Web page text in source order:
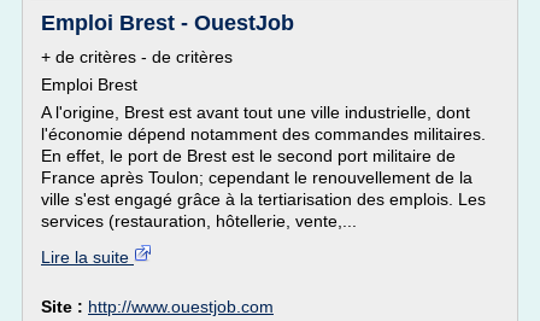
Emploi Brest - OuestJob
+ de critères - de critères
Emploi Brest
A l'origine, Brest est avant tout une ville industrielle, dont
l'économie dépend notamment des commandes militaires.
En effet, le port de Brest est le second port militaire de
France après Toulon; cependant le renouvellement de la
ville s'est engagé grâce à la tertiarisation des emplois. Les
services (restauration, hôtellerie, vente,...
Lire la suite
Site : http://www.ouestjob.com